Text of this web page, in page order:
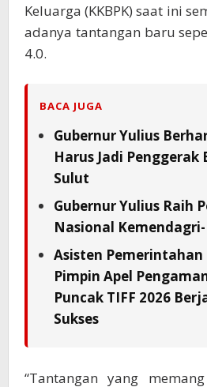
Keluarga (KKBPK) saat ini
adanya tantangan baru
4.0.
BACA JUGA
Gubernur Yulius
Harus Jadi Penggerak
Sulut
Gubernur Yulius Raih
Nasional Kemendagri-
Asisten Pemerintahan
Pimpin Apel
Puncak TIFF 2026
Sukses
“Tantangan yang